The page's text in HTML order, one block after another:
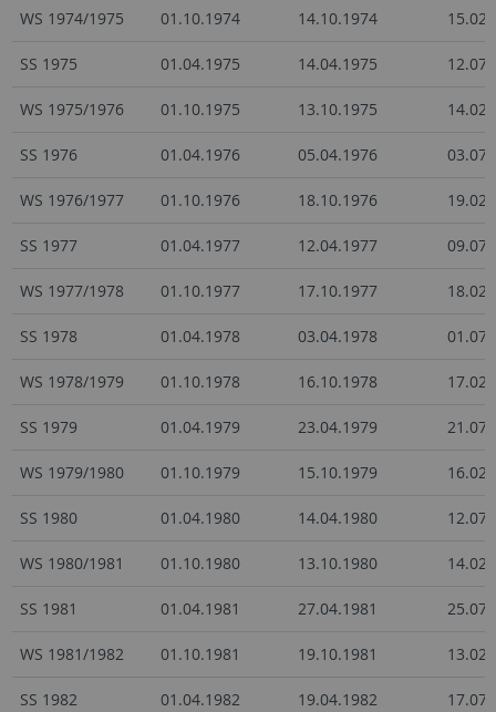
WS 1974/1975 01.10.1974 14.10.1974
SS 1975 01.04.1975 14.04.1975
WS 1975/1976 01.10.1975 13.10.1975
SS 1976 01.04.1976 05.04.1976
WS 1976/1977 01.10.1976 18.10.1976
SS 1977 01.04.1977 12.04.1977
WS 1977/1978 01.10.1977 17.10.1977
SS 1978 01.04.1978 03.04.1978
WS 1978/1979 01.10.1978 16.10.1978
SS 1979 01.04.1979 23.04.1979
WS 1979/1980 01.10.1979 15.10.1979
SS 1980 01.04.1980 14.04.1980
WS 1980/1981 01.10.1980 13.10.1980
SS 1981 01.04.1981 27.04.1981
WS 1981/1982 01.10.1981 19.10.1981
SS 1982 01.04.1982 19.04.1982